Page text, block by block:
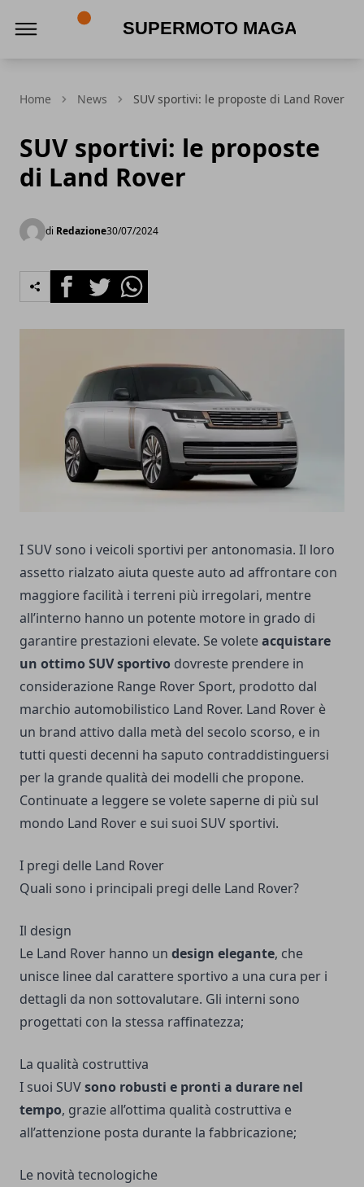
Home News SUV sportivi: le proposte di Land Rover
SUV sportivi: le proposte
di Land Rover
di Redazione30/07/2024
FacebookTwitterWhatsapp
I SUV sono i veicoli sportivi per antonomasia. Il loro
assetto rialzato aiuta queste auto ad affrontare con
maggiore facilità i terreni più irregolari, mentre
all’interno hanno un potente motore in grado di
garantire prestazioni elevate. Se voleteacquistare
un ottimo SUV sportivo dovreste prendere in
considerazione Range Rover Sport, prodotto dal
marchio automobilistico Land Rover. Land Rover è
un brand attivo dalla metà del secolo scorso, e in
tutti questi decenni ha saputo contraddistinguersi
per la grande qualità dei modelli che propone.
Continuate a leggere se volete saperne di più sul
mondo Land Rover e sui suoi SUV sportivi.
I pregi delle Land Rover
Quali sono i principali pregi delle Land Rover?
Il design
Le Land Rover hanno un design elegante, che
unisce linee dal carattere sportivo a una cura per i
dettagli da non sottovalutare. Gli interni sono
progettati con la stessa raffinatezza;
La qualità costruttiva
I suoi SUVsono robusti e pronti a durare nel
tempo, grazie all’ottima qualità costruttiva e
all’attenzione posta durante la fabbricazione;
Le novità tecnologiche